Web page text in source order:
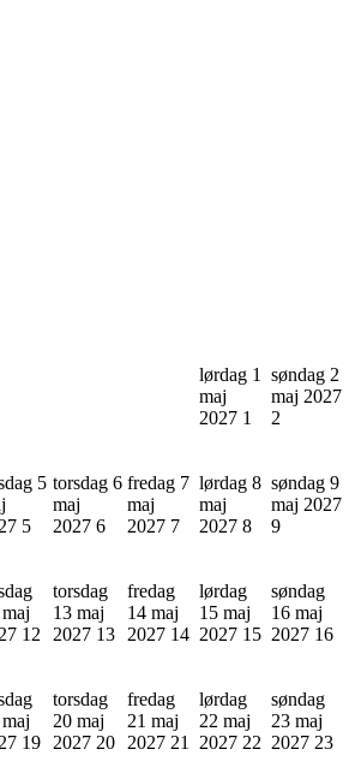
lørdag 1
maj
2027 1
søndag 2
maj 2027
2
5
5
torsdag 6
maj
2027 6
fredag 7
maj
2027 7
lørdag 8
maj
2027 8
søndag 9
maj 2027
9
12
torsdag
13 maj
2027 13
fredag
14 maj
2027 14
lørdag
15 maj
2027 15
søndag
16 maj
2027 16
19
torsdag
20 maj
2027 20
fredag
21 maj
2027 21
lørdag
22 maj
2027 22
søndag
23 maj
2027 23